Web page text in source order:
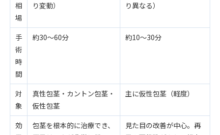
相
場
り変動）
り異なる）
手
術
時
間
約30〜60分 約10〜30分
対
象
真性包茎・カントン包茎・
仮性包茎
主に仮性包茎（軽度）
効
包茎を根本的に治療でき、
見た目の改善が中心。再